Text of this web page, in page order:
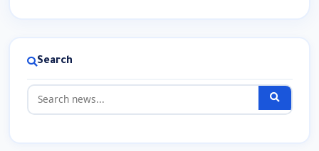
Search